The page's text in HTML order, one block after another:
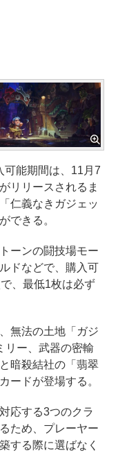
可能期間は、11月7
リリースされるま
仁義なきガジェッ
できる。
ーンの闘技場モー
ドなどで、購入可
、最低1枚は必ず
無法の土地「ガジ
リー、武器の密輸
暗殺結社の「翡翠
ードが登場する。
応する3つのクラ
ため、プレーヤー
する際に選ばなく